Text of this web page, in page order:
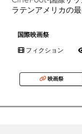
ラテンアメリカの
国際映画祭
フィクション
映画祭